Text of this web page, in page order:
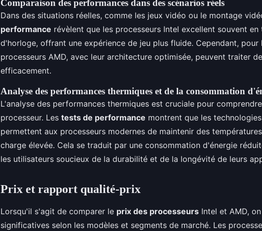
Comparaison des performances dans des scénarios réels
Dans des situations réelles, comme les jeux vidéo ou le montage
performance révèlent que les processeurs Intel excellent souvent
d'horloge, offrant une expérience de jeu plus fluide. Cependant, pour
processeurs AMD, avec leur architecture optimisée, peuvent traiter
efficacement.
Analyse des performances thermiques et de la consommation
L'analyse des performances thermiques est cruciale pour
processeur. Les tests de performance montrent que les
permettent aux processeurs modernes de maintenir des
charge élevée. Cela se traduit par une consommation d'énergie
les utilisateurs soucieux de la durabilité et de la longévité de leurs
Prix et rapport qualité-prix
Lorsqu'il s'agit de comparer le prix des processeurs Intel et AMD,
significatives selon les modèles et segments de marché. Les